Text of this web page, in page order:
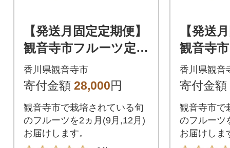
【発送月固定定期便】
観音寺市フルーツ定期
便(シャインマスカッ
ト+小原紅早生みかん)
香川県観音寺市
寄付金額 28,000円
観音寺市で栽培されている旬
のフルーツを2ヵ月(9月,12月)
お届けします。
【発送
観音寺
便(シャ
ト+さぬ
香川県観音
寄付金額
観音寺市で
のフルーツ
お届けしま